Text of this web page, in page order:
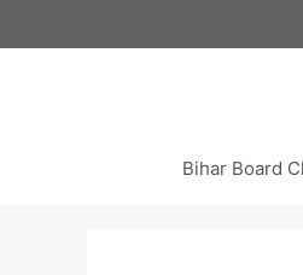
to
Bihar Board